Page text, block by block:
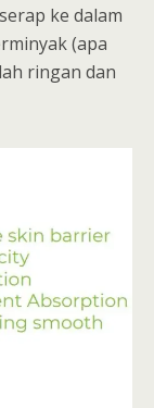
ke dalam
(apa
ringan dan